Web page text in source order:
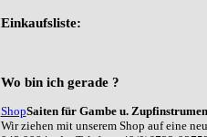
Einkaufsliste:
Wo bin ich gerade ?
ShopSaiten für Gambe u.
Wir ziehen mit unserem Shop auf eine